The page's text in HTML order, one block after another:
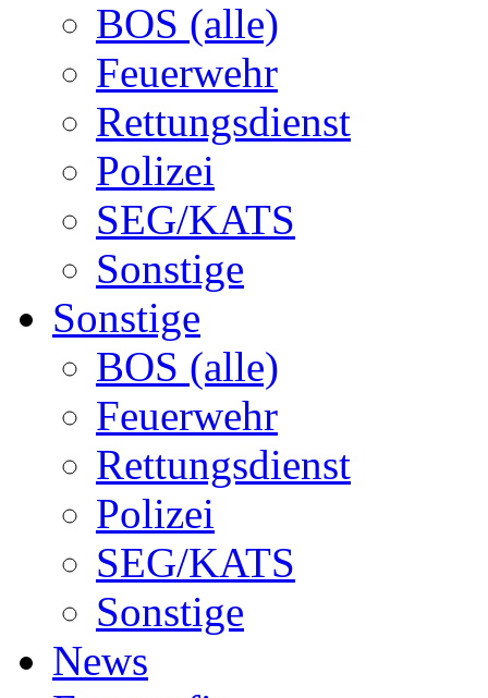
BOS (alle)
Feuerwehr
Rettungsdienst
Polizei
SEG/KATS
Sonstige
Sonstige
BOS (alle)
Feuerwehr
Rettungsdienst
Polizei
SEG/KATS
Sonstige
News